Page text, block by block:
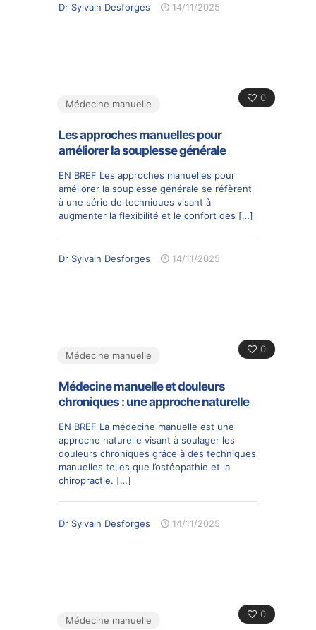
Dr Sylvain Desforges 14/11/2025
0
Médecine manuelle
Les approches manuelles pour
améliorer la souplesse générale
EN BREF Les approches manuelles pour
améliorer la souplesse générale se réfèrent
à une série de techniques visant à
augmenter la flexibilité et le confort des […]
Dr Sylvain Desforges 14/11/2025
0
Médecine manuelle
Médecine manuelle et douleurs
chroniques : une approche naturelle
EN BREF La médecine manuelle est une
approche naturelle visant à soulager les
douleurs chroniques grâce à des techniques
manuelles telles que l’ostéopathie et la
chiropractie. […]
Dr Sylvain Desforges 14/11/2025
0
Médecine manuelle